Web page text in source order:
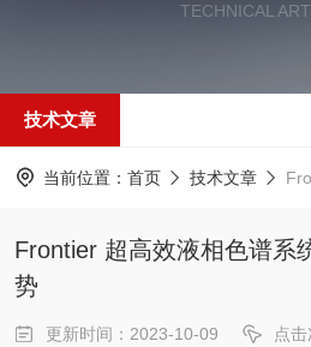
TECHNICAL
技术文章
当前位置： 首页 技术文章
Frontier 超高效液相色谱系
势
更新时间：2023-10-09 点